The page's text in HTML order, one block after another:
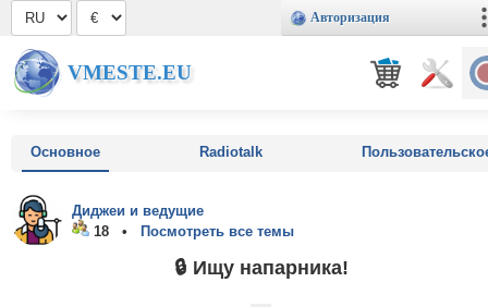
Авторизация
VMESTE.EU
Основное Radiotalk
Диджеи и ведущие
18 •
Посмотреть все темы
🔒 Ищу напарника!